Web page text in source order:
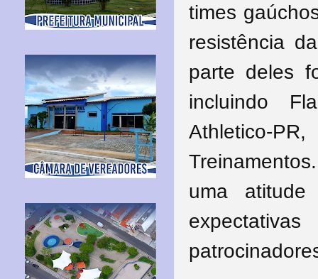
times
resistência
parte deles
incluindo
Athletico-
uma